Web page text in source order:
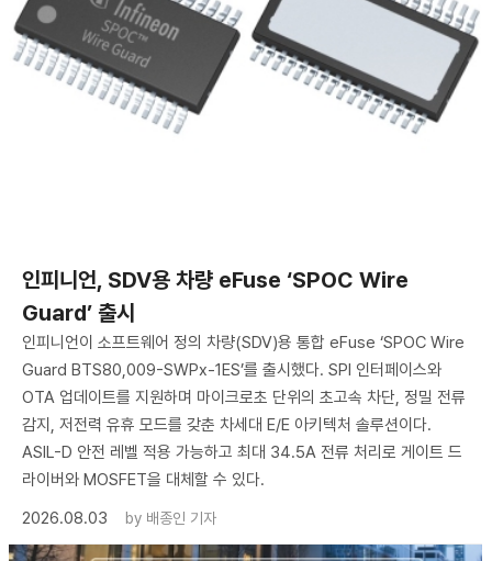
인피니언, SDV용 차량 eFuse ‘SPOC Wire
Guard’ 출시
인피니언이 소프트웨어 정의 차량(SDV)용 통합 eFuse ‘SPOC Wire
Guard BTS80,009-SWPx-1ES’를 출시했다. SPI 인터페이스와
OTA 업데이트를 지원하며 마이크로초 단위의 초고속 차단, 정밀 전류
감지, 저전력 유휴 모드를 갖춘 차세대 E/E 아키텍처 솔루션이다.
ASIL-D 안전 레벨 적용 가능하고 최대 34.5A 전류 처리로 게이트 드
라이버와 MOSFET을 대체할 수 있다.
2026.08.03
by 배종인 기자